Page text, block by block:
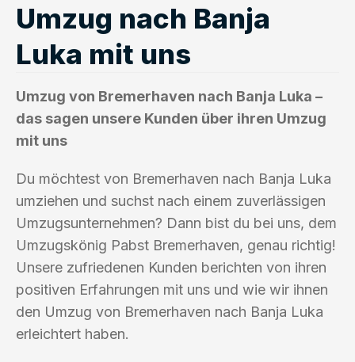
Umzug nach Banja
Luka mit uns
Umzug von Bremerhaven nach Banja Luka –
das sagen unsere Kunden über ihren Umzug
mit uns
Du möchtest von Bremerhaven nach Banja Luka
umziehen und suchst nach einem zuverlässigen
Umzugsunternehmen? Dann bist du bei uns, dem
Umzugskönig Pabst Bremerhaven, genau richtig!
Unsere zufriedenen Kunden berichten von ihren
positiven Erfahrungen mit uns und wie wir ihnen
den Umzug von Bremerhaven nach Banja Luka
erleichtert haben.